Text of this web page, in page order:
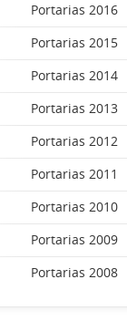
Portarias 2016
Portarias 2015
Portarias 2014
Portarias 2013
Portarias 2012
Portarias 2011
Portarias 2010
Portarias 2009
Portarias 2008